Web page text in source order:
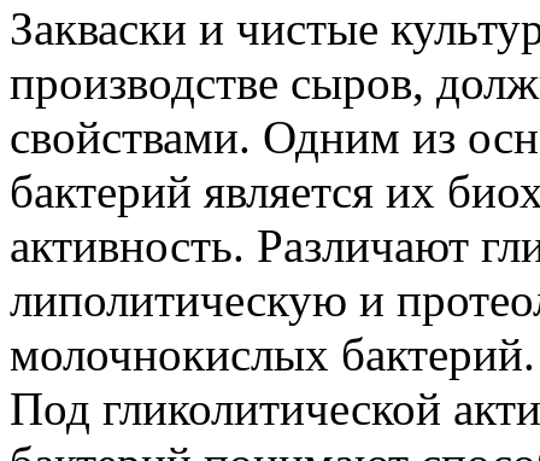
Закваски и чистые
производстве сыров,
свойствами. Одним из
бактерий является их
активность. Различают
липолитическую и
молочнокислых бактерий.
Под гликолитической